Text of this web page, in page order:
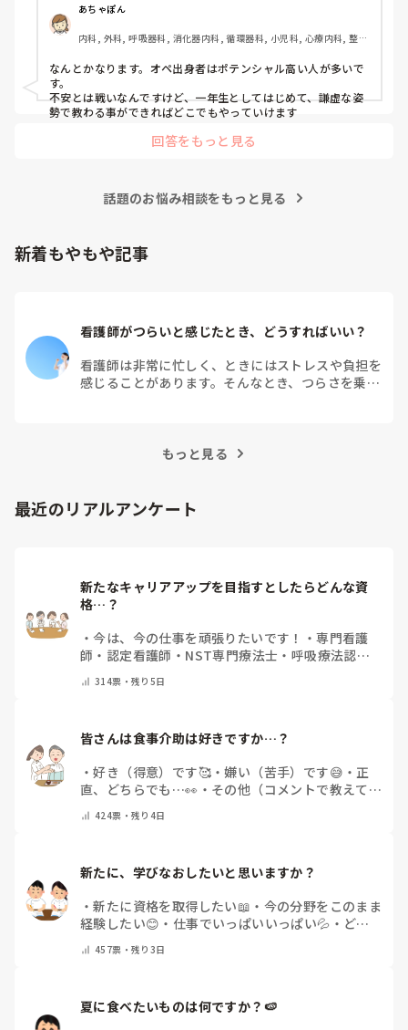
あちゃぽん
内科, 外科, 呼吸器科, 消化器内科, 循環器科, 小児科, 心療内科, 整形
合診療科, 救急科, 超急性期, ICU, CCU, HCU, その他の科, ママナー
ス, 外来, 神経内科, 脳神経外科, NICU, 消化器外科, 一般病院, 慢性
なんとかなります。オペ出身者はポテンシャル高い人が多いで
す。
不安とは戦いなんですけど、一年生としてはじめて、謙虚な姿
勢で教わる事ができればどこでもやっていけます
回答をもっと見る
話題のお悩み相談をもっと見る
新着もやもや記事
看護師がつらいと感じたとき、どうすればいい？
看護師は非常に忙しく、ときにはストレスや負担を
感じることがあります。そんなとき、つらさを乗り
もっと見る
最近のリアルアンケート
新たなキャリアアップを目指すとしたらどんな資
格…？
・今は、今の仕事を頑張りたいです！ ・専門看護
師 ・ 認定看護師 ・ NST専門療法士 ・ 呼吸療法認定
内視鏡技師・その他(コメントで教えて下さい)
314票・残り5日
皆さんは食事介助は好きですか…？
・好き（得意）です🥰・嫌い（苦手）です😅 ・ 正
直、どちらでも…👀 ・ その他（コメントで教えてく
424票・残り4日
新たに、学びなおしたいと思いますか？
・新たに資格を取得したい📖 ・ 今の分野をこのまま
経験したい😊 ・ 仕事でいっぱいいっぱい💦 ・ どん
教えてください）
457票・残り3日
夏に食べたいものは何ですか？🍉